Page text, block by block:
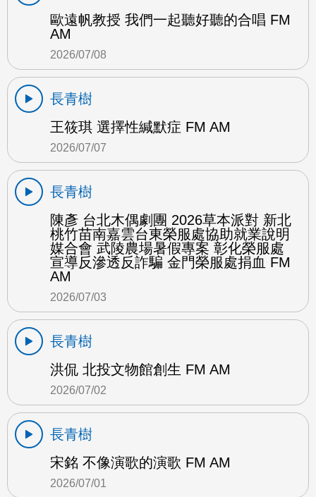
歐遠帆教授 我們一起聽好聽的合唱 FM
AM
2026/07/08
長青樹
王筱琪 選擇性緘默症 FM AM
2026/07/07
長青樹
陳彥 台北木偶劇團 2026草本派對 新北
桃竹苗南嘉雲台東榮服處協助就業說明
媒合會 武陵農場暑假專案 彰化榮服處
宣導反滲透反詐騙 金門榮服處捐血 FM
AM
2026/07/03
長青樹
洪侃 北投文物館創生 FM AM
2026/07/02
長青樹
宋銘 不像演歌的演歌 FM AM
2026/07/01